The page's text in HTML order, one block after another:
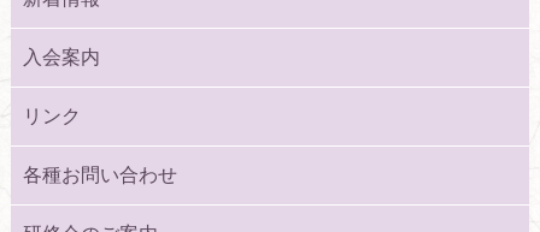
入会案内
リンク
各種お問い合わせ